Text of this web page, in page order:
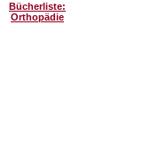
Bücherliste:
Orthopädie